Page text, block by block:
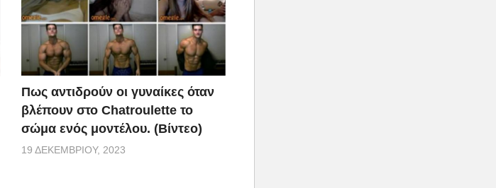
Πως αντιδρούν οι γυναίκες όταν
βλέπουν στο Chatroulette το
σώμα ενός μοντέλου. (Βίντεο)
19 ΔΕΚΕΜΒΡΊΟΥ, 2023